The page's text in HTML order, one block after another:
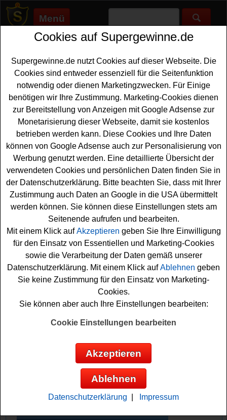
Menü
Supergewinne.de>Gewinnspiele>Sonstige Gewinnspiele
Anzeige:
Anzeige:
Lecker.de Gewinnspiel - FitX
Jahresmitgliedschaft gewinnen
Ein kostenloses LEcker.de für alle sportlichen Gewinner
und solche, die es werden wollen. Lecker.de verlost
dreimal eine FitX Jahresmitgliedschaft - und mit etwas
Glück können Sie eine solche Mitgliedschaft gewinnen.
Falls Sie an der Verlosung gratis teilnehmen möchten,
müssen Sie nur kurz das kleine Formular ausfüllen.
Denn nur so können Sie sich die tolle Gewinnchance
sichern. Viel Glück dabei!
Lecker.de verlost 3x eine FitX
Jahresmitgliedschaft
Cookies auf Supergewinne.de
Supergewinne.de nutzt Cookies auf dieser Webseite. Die
Cookies sind entweder essenziell für die Seitenfunktion
notwendig oder dienen Marketingzwecken. Für Einige
benötigen wir Ihre Zustimmung. Marketing-Cookies dienen
zur Bereitstellung von Anzeigen mit Google Adsense zur
Monetarisierung dieser Webseite, damit sie kostenlos
betrieben werden kann. Diese Cookies und Ihre Daten
können von Google Adsense auch zur Personalisierung von
Werbung genutzt werden. Eine detaillierte Übersicht der
verwendeten Cookies und persönlichen Daten finden Sie in
der Datenschutzerklärung. Bitte beachten Sie, dass mit Ihrer
Zustimmung auch Daten an Google in die USA übermittelt
werden können. Sie können diese Einstellungen stets am
Seitenende aufrufen und bearbeiten.
Mit einem Klick aufAkzeptieren geben Sie Ihre Einwilligung
für den Einsatz von Essentiellen und Marketing-Cookies
sowie die Verarbeitung der Daten gemäß unserer
Datenschutzerklärung. Mit einem Klick aufAblehnen geben
Sie keine Zustimmung für den Einsatz von Marketing-
Cookies.
Sie können aber auch Ihre Einstellungen bearbeiten:
Cookie Einstellungen bearbeiten
Akzeptieren
Ablehnen
Datenschutzerklärung Impressum